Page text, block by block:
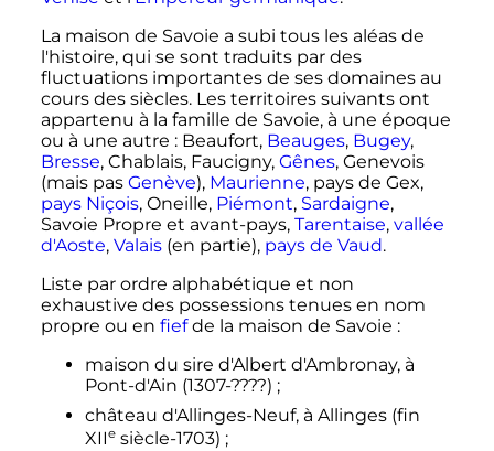
La maison de Savoie a subi tous les aléas de
l'histoire, qui se sont traduits par des
fluctuations importantes de ses domaines au
cours des siècles. Les territoires suivants ont
appartenu à la famille de Savoie, à une époque
ou à une autre : Beaufort, Beauges, Bugey,
Bresse, Chablais, Faucigny, Gênes, Genevois
(mais pas Genève), Maurienne, pays de Gex,
pays Niçois, Oneille, Piémont, Sardaigne,
Savoie Propre et avant-pays, Tarentaise, vallée
d'Aoste, Valais(en partie), pays de Vaud.
Liste par ordre alphabétique et non
exhaustive des possessions tenues en nom
propre ou en fiefde la maison de Savoie :
maison du sire d'Albert d'Ambronay, à
Pont-d'Ain (1307-????) ;
château d'Allinges-Neuf, à Allinges (fin
XIIe siècle-1703) ;